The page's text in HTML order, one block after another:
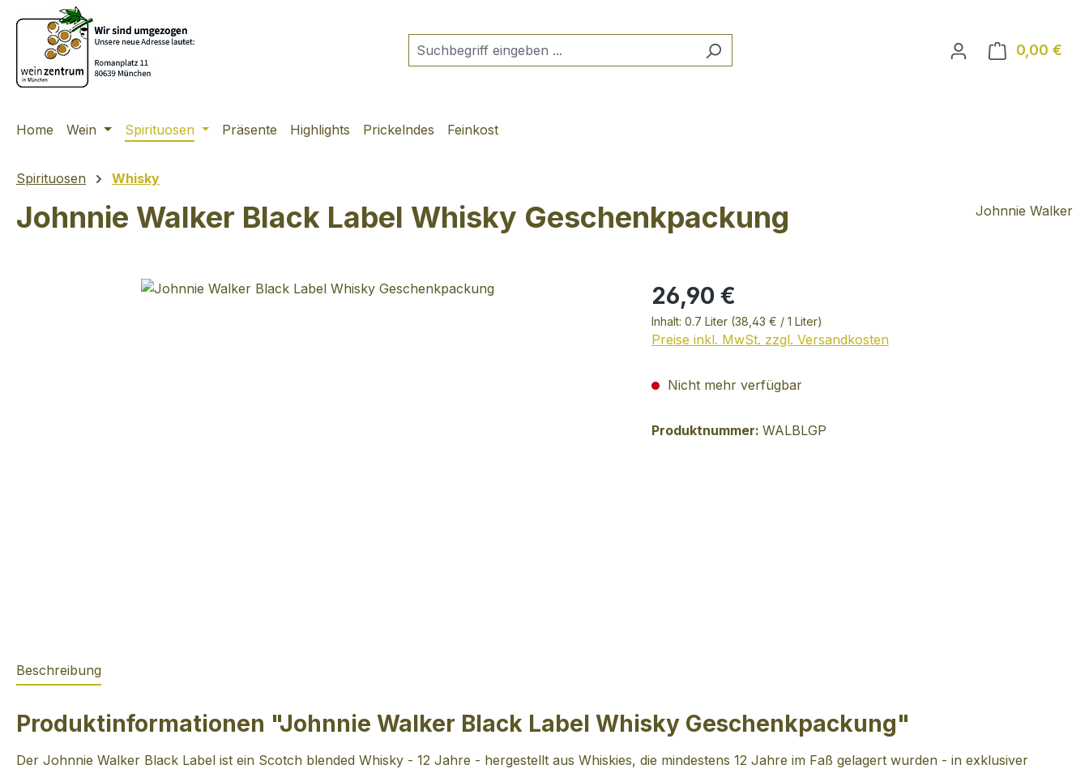
Hauptinhalt springen
Zur Suche springen
Zur Hauptnavigation springen
0,00 €
Home Wein Spirituosen Präsente Highlights Prickelndes Feinkost
Spirituosen Whisky
Johnnie Walker Black Label Whisky Geschenkpackung Johnnie Walker
Bildergalerie überspringen 26,90 €
Inhalt: 0.7 Liter (38,43 € / 1 Liter)
Preise inkl. MwSt. zzgl. Versandkosten
Nicht mehr verfügbar
Produktnummer: WALBLGP
Beschreibung
Produktinformationen "Johnnie Walker Black Label Whisky Geschenkpackung"
Der Johnnie Walker Black Label ist ein Scotch blended Whisky - 12 Jahre - hergestellt aus Whiskies, die mindestens 12 Jahre im Faß gelagert wurden - in exklusiver